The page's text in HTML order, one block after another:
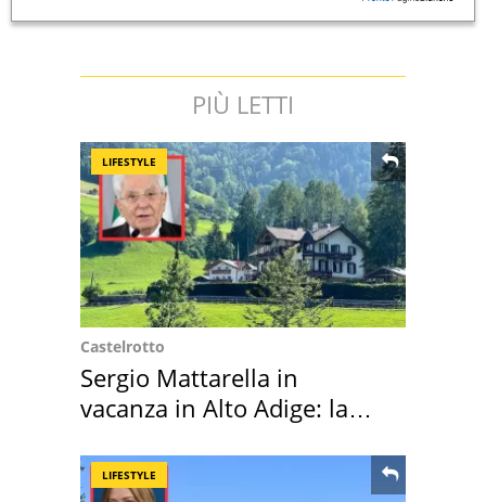
PIÙ LETTI
LIFESTYLE
Castelrotto
Sergio Mattarella in
vacanza in Alto Adige: la
LIFESTYLE